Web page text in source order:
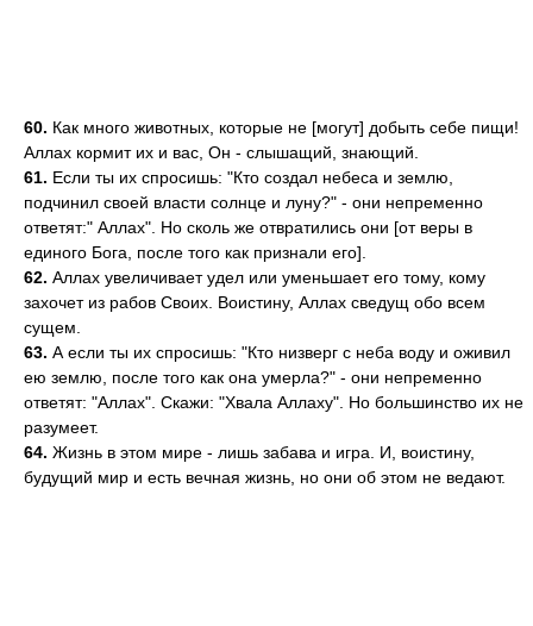
60. Как много животных, которые не [могут] добыть себе пищи!
Аллах кормит их и вас, Он - слышащий, знающий.
61. Если ты их спросишь: "Кто создал небеса и землю,
подчинил своей власти солнце и луну?" - они непременно
ответят:" Аллах". Но сколь же отвратились они [от веры в
единого Бога, после того как признали его].
62. Аллах увеличивает удел или уменьшает его тому, кому
захочет из рабов Своих. Воистину, Аллах сведущ обо всем
сущем.
63. А если ты их спросишь: "Кто низверг с неба воду и оживил
ею землю, после того как она умерла?" - они непременно
ответят: "Аллах". Скажи: "Хвала Аллаху". Но большинство их не
разумеет.
64. Жизнь в этом мире - лишь забава и игра. И, воистину,
будущий мир и есть вечная жизнь, но они об этом не ведают.